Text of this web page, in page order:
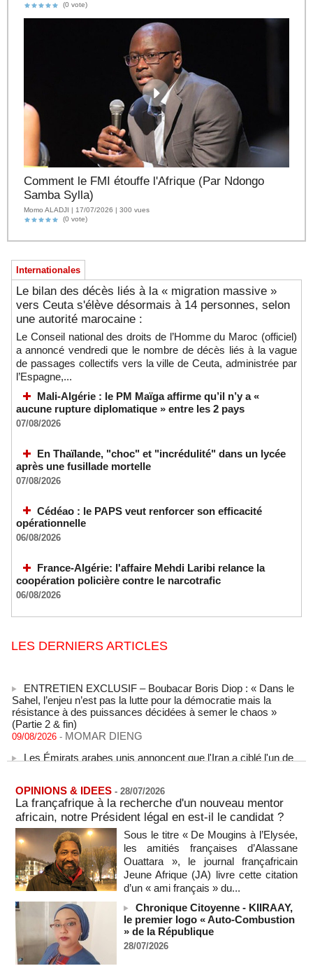
(0 vote)
Comment le FMI étouffe l'Afrique (Par Ndongo
Samba Sylla)
Momo ALADJI | 17/07/2026 | 300 vues
(0 vote)
Internationales
Le bilan des décès liés à la « migration massive »
vers Ceuta s'élève désormais à 14 personnes, selon
une autorité marocaine :
Le Conseil national des droits de l’Homme du Maroc (officiel)
a annoncé vendredi que le nombre de décès liés à la vague
de passages collectifs vers la ville de Ceuta, administrée par
l’Espagne,...
Mali-Algérie : le PM Maïga affirme qu’il n’y a «
aucune rupture diplomatique » entre les 2 pays
07/08/2026
En Thaïlande, "choc" et "incrédulité" dans un lycée
après une fusillade mortelle
07/08/2026
Cédéao : le PAPS veut renforcer son efficacité
opérationnelle
06/08/2026
France-Algérie: l'affaire Mehdi Laribi relance la
coopération policière contre le narcotrafic
06/08/2026
LES DERNIERS ARTICLES
Sahel, l’enjeu n’est pas la lutte pour la démocratie mais la
résistance à des puissances décidées à semer le chaos »
(Partie 2 & fin)
09/08/2026 -MOMAR DIENG
leurs navires avec un missile dans le détroit d'Ormuz
Le bilan des décès liés à la « migration massive » vers
Ceuta s'élève désormais à 14 personnes, selon une autorité
marocaine :
08/08/2026 -
Sénégal - Une revue de presse du 8 août 2026 (Par IA)
08/08/2026 -MOMO ALADJI
SENEGAL - Les Unes de la presse quotidienne du 8/9 août
2026
08/08/2026 -MOMO ALADJI
A Ceuta, les enfants migrants risquent d'être victimes de
maltraitance et d'exploitation, avertissent des ONG
07/08/2026 -
OPINIONS & IDEES - 28/07/2026
La françafrique à la recherche d'un nouveau mentor
africain, notre Président légal en est-il le candidat ?
Sous le titre « De Mougins à l’Elysée,
les amitiés françaises d’Alassane
Ouattara », le journal françafricain
Jeune Afrique (JA) livre cette citation
d’un « ami français » du...
Chronique Citoyenne - KIIRAAY,
le premier logo « Auto-Combustion
» de la République
28/07/2026